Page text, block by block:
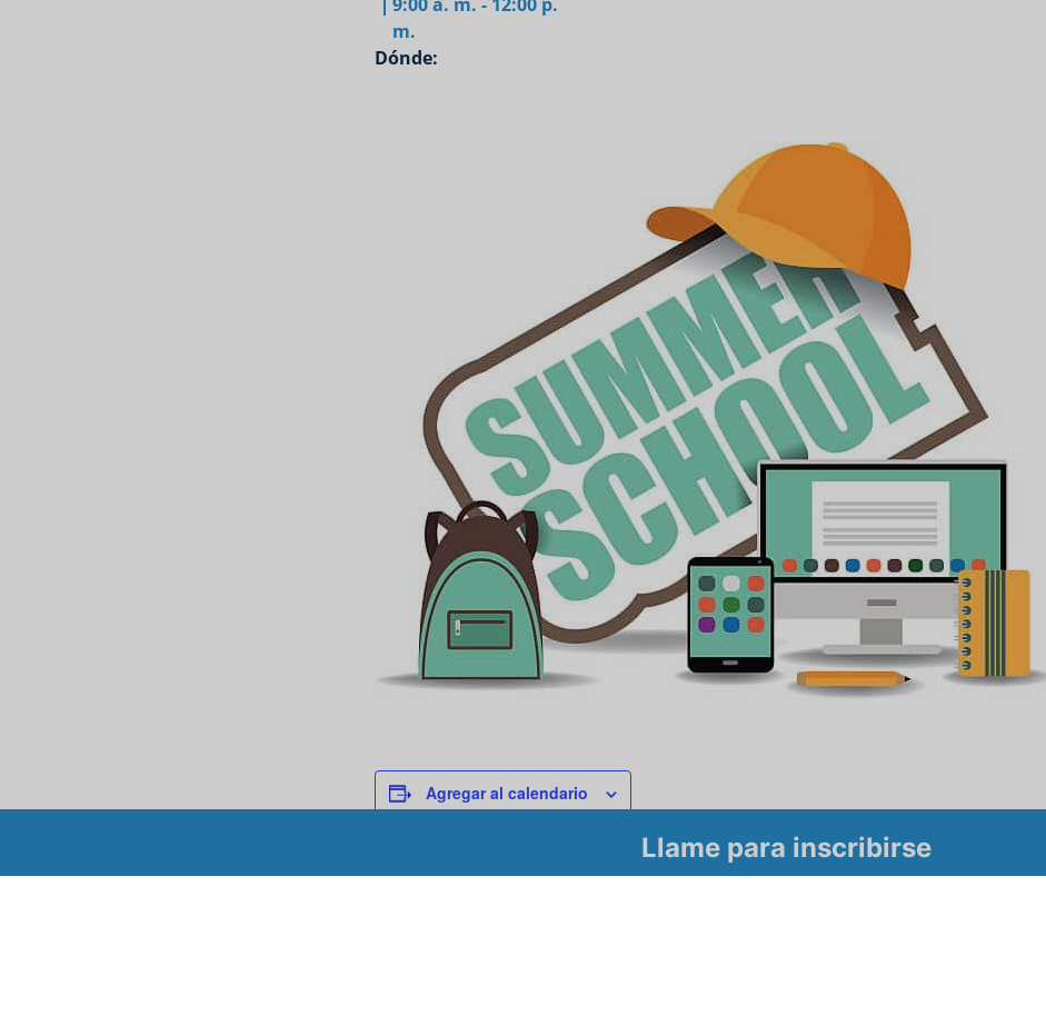
m.
Dónde:
Agregar al calendario
Llame para inscribirse